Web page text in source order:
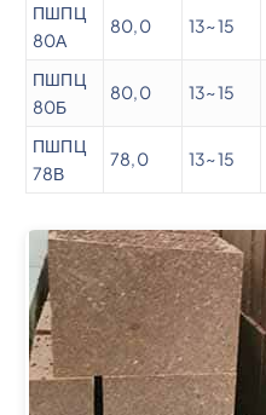
ПШПЦ
80А
80,0 13~15
ПШПЦ
80Б
80,0 13~15
ПШПЦ
78В
78,0 13~15